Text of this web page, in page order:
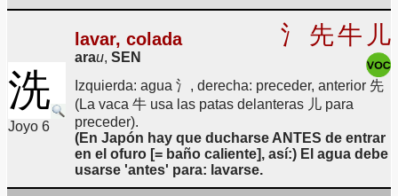
洗
Joyo 6
lavar, colada
arau, SEN
氵 先牛 儿
Izquierda: agua 氵, derecha: preceder, anterior 先
(La vaca 牛 usa las patas delanteras 儿 para
preceder).
(En Japón hay que ducharse ANTES de entrar
en el ofuro [= baño caliente], así:) El agua debe
usarse 'antes' para: lavarse.